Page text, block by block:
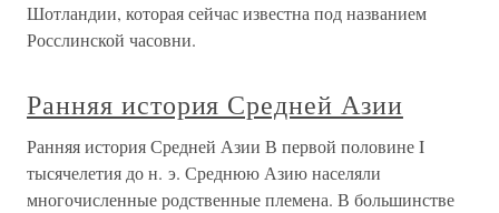
Шотландии, которая сейчас известна под названием
Росслинской часовни.
Ранняя история Средней Азии
Ранняя история Средней Азии В первой половине I
тысячелетия до н. э. Среднюю Азию населяли
многочисленные родственные племена. В большинстве